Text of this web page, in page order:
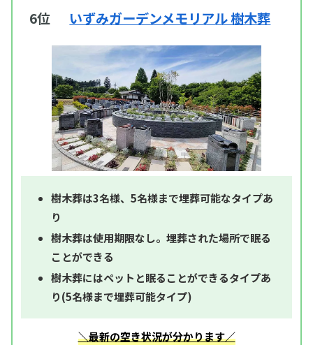
6位 いずみガーデンメモリアル 樹木葬
樹木葬は3名様、5名様まで埋葬可能なタイプあ
り
樹木葬は使用期限なし。埋葬された場所で眠る
ことができる
樹木葬にはペットと眠ることができるタイプあ
り(5名様まで埋葬可能タイプ)
＼最新の空き状況が分かります／